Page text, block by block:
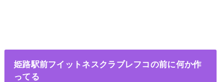
姫路駅前フイットネスクラブレフコの前に何か作
ってる